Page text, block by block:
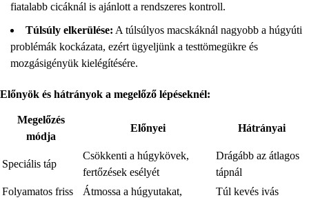
fiatalabb cicáknál is ajánlott a rendszeres kontroll.
Túlsúly elkerülése: A túlsúlyos macskáknál nagyobb a húgyúti
problémák kockázata, ezért ügyeljünk a testtömegükre és
mozgásigényük kielégítésére.
Előnyök és hátrányok a megelőző lépéseknél:
Megelőzés
módja
Előnyei Hátrányai
Speciális táp
Csökkenti a húgykövek,
fertőzések esélyét
Drágább az átlagos
tápnál
Folyamatos friss
Átmossa a húgyutakat,
Túl kevés ivás